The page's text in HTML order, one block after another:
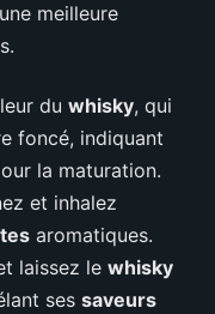
meilleure
du whisky, qui
foncé, indiquant
la maturation.
et inhalez
aromatiques.
laissez le whisky
ses saveurs